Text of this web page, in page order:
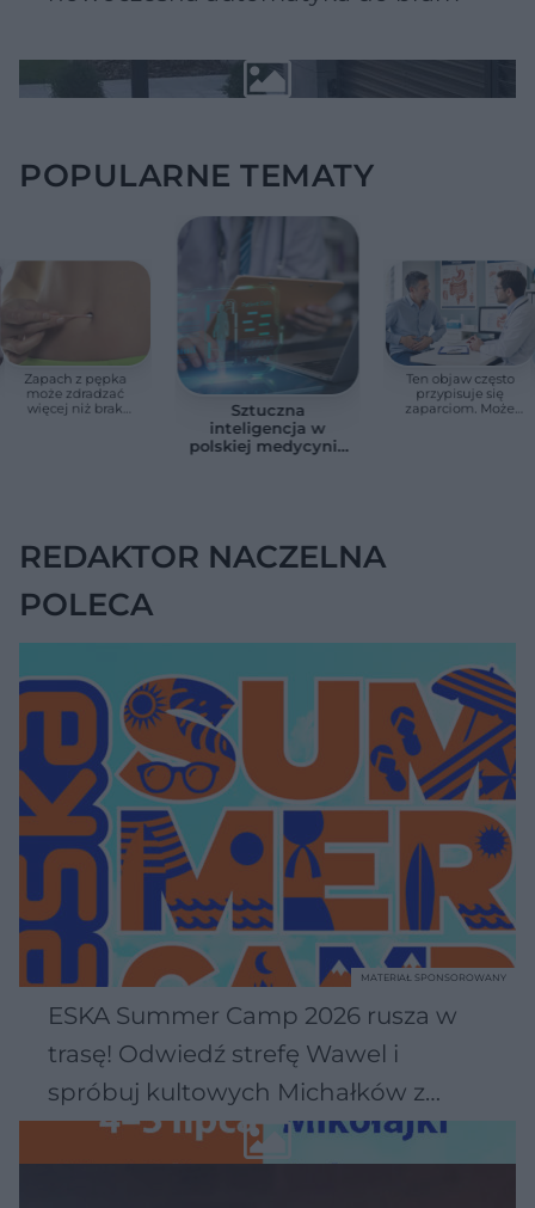
POPULARNE TEMATY
Zapach z pępka
może zdradzać
więcej niż brak
Sztuczna
inteligencja w
polskiej medycynie
Ten objaw często
przypisuje się
zaparciom. Może
REDAKTOR NACZELNA
POLECA
ESKA Summer Camp 2026 rusza w
trasę! Odwiedź strefę Wawel i
spróbuj kultowych Michałków z
Wawelu
MATERIAŁ SPONSOROWANY